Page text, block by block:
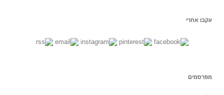
עקבו אחרי
מפרסמים